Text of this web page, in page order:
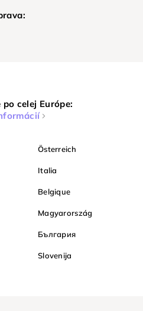
celej Európe:
Österreich
Italia
Belgique
Magyarország
България
Slovenija